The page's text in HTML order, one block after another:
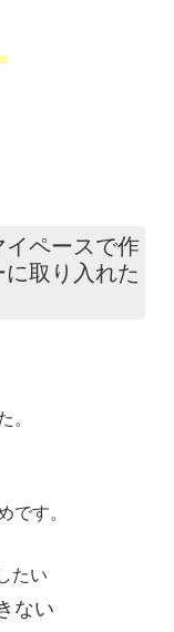
イペースで作
取り入れた
。
です。
たい
ない